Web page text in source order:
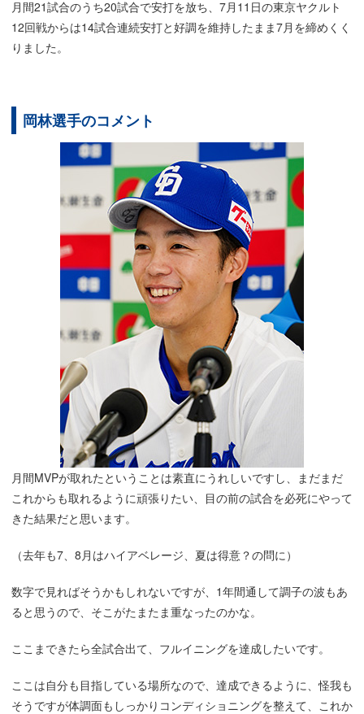
月間21試合のうち20試合で安打を放ち、7月11日の東京ヤクルト
12回戦からは14試合連続安打と好調を維持したまま7月を締めくく
りました。
岡林選手のコメント
月間MVPが取れたということは素直にうれしいですし、まだまだ
これからも取れるように頑張りたい、目の前の試合を必死にやって
きた結果だと思います。
（去年も7、8月はハイアベレージ、夏は得意？の問に）
数字で見ればそうかもしれないですが、1年間通して調子の波もあ
ると思うので、そこがたまたま重なったのかな。
ここまできたら全試合出て、フルイニングを達成したいです。
ここは自分も目指している場所なので、達成できるように、怪我も
そうですが体調面もしっかりコンディショニングを整えて、これか